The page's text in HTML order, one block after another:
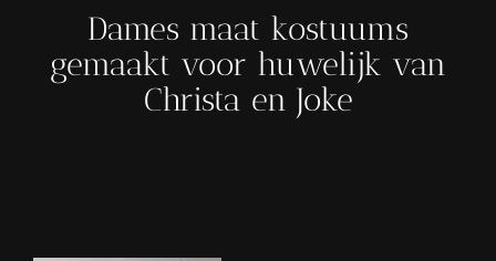
Dames maat kostuums
gemaakt voor huwelijk van
Christa en Joke